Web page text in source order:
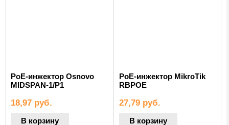
PoE-инжектор Osnovo
MIDSPAN-1/P1
18,97 руб.
В корзину
PoE-инжектор MikroTik
RBPOE
27,79 руб.
В корзину